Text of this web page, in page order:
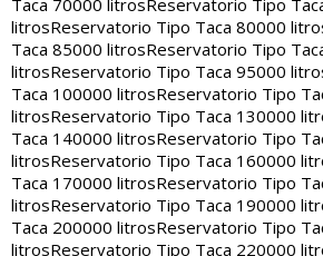
Taca 70000 litros Reservatorio Tipo
litrosReservatorio Tipo Taca 80000
Taca 85000 litrosReservatorio Tipo
litrosReservatorio Tipo Taca 95000
Taca 100000 litrosReservatorio Tipo
litrosReservatorio Tipo Taca 130000
Taca 140000 litrosReservatorio Tipo
litrosReservatorio Tipo Taca 160000
Taca 170000 litrosReservatorio Tipo
litrosReservatorio Tipo Taca 190000
Taca 200000 litrosReservatorio Tipo
litrosReservatorio Tipo Taca 220000